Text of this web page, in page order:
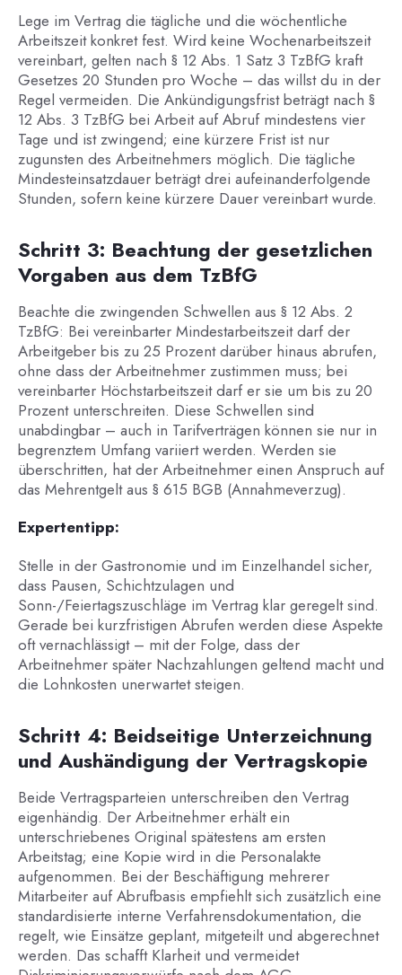
Lege im Vertrag die tägliche und die wöchentliche
Arbeitszeit konkret fest. Wird keine Wochenarbeitszeit
vereinbart, gelten nach § 12 Abs. 1 Satz 3 TzBfG kraft
Gesetzes 20 Stunden pro Woche – das willst du in der
Regel vermeiden. Die Ankündigungsfrist beträgt nach §
12 Abs. 3 TzBfG bei Arbeit auf Abruf mindestens vier
Tage und ist zwingend; eine kürzere Frist ist nur
zugunsten des Arbeitnehmers möglich. Die tägliche
Mindesteinsatzdauer beträgt drei aufeinanderfolgende
Stunden, sofern keine kürzere Dauer vereinbart wurde.
Schritt 3: Beachtung der gesetzlichen
Vorgaben aus dem TzBfG
Beachte die zwingenden Schwellen aus § 12 Abs. 2
TzBfG: Bei vereinbarter Mindestarbeitszeit darf der
Arbeitgeber bis zu 25 Prozent darüber hinaus abrufen,
ohne dass der Arbeitnehmer zustimmen muss; bei
vereinbarter Höchstarbeitszeit darf er sie um bis zu 20
Prozent unterschreiten. Diese Schwellen sind
unabdingbar – auch in Tarifverträgen können sie nur in
begrenztem Umfang variiert werden. Werden sie
überschritten, hat der Arbeitnehmer einen Anspruch auf
das Mehrentgelt aus § 615 BGB (Annahmeverzug).
Expertentipp:
Stelle in der Gastronomie und im Einzelhandel sicher,
dass Pausen, Schichtzulagen und
Sonn-/Feiertagszuschläge im Vertrag klar geregelt sind.
Gerade bei kurzfristigen Abrufen werden diese Aspekte
oft vernachlässigt – mit der Folge, dass der
Arbeitnehmer später Nachzahlungen geltend macht und
die Lohnkosten unerwartet steigen.
Schritt 4: Beidseitige Unterzeichnung
und Aushändigung der Vertragskopie
Beide Vertragsparteien unterschreiben den Vertrag
eigenhändig. Der Arbeitnehmer erhält ein
unterschriebenes Original spätestens am ersten
Arbeitstag; eine Kopie wird in die Personalakte
aufgenommen. Bei der Beschäftigung mehrerer
Mitarbeiter auf Abrufbasis empfiehlt sich zusätzlich eine
standardisierte interne Verfahrensdokumentation, die
regelt, wie Einsätze geplant, mitgeteilt und abgerechnet
werden. Das schafft Klarheit und vermeidet